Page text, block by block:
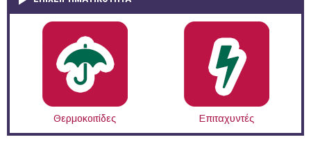
Θερμοκοιτίδες Επιταχυντές